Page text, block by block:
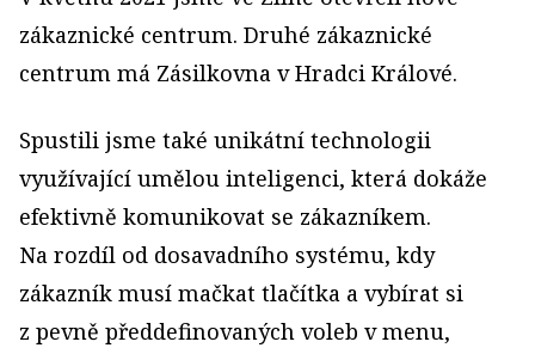
zákaznické centrum. Druhé zákaznické
centrum má Zásilkovna v Hradci Králové.
Spustili jsme také unikátní technologii
využívající umělou inteligenci, která dokáže
efektivně komunikovat se zákazníkem.
Na rozdíl od dosavadního systému, kdy
zákazník musí mačkat tlačítka a vybírat si
z pevně předdefinovaných voleb v menu,